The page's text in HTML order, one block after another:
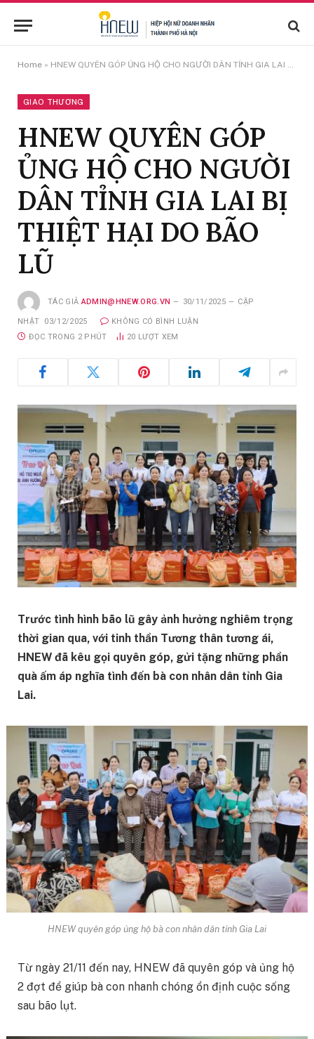
Home » HNEW QUYÊN GÓP ỦNG HỘ CHO NGƯỜI DÂN TỈNH GIA LAI BỊ THIỆT HẠI DO BÃO LŨ
GIAO THƯƠNG
HNEW QUYÊN GÓP
ỦNG HỘ CHO NGƯỜI
DÂN TỈNH GIA LAI BỊ
THIỆT HẠI DO BÃO
LŨ
TÁC GIẢ ADMIN@HNEW.ORG.VN 30/11/2025 CẬP
NHẬT 03/12/2025
KHÔNG CÓ BÌNH LUẬN
ĐỌC TRONG 2 PHÚT
20 LƯỢT XEM
Trước tình hình bão lũ gây ảnh hưởng nghiêm trọng
thời gian qua, với tinh thần Tương thân tương ái,
HNEW đã kêu gọi quyên góp, gửi tặng những phần
quà ấm áp nghĩa tình đến bà con nhân dân tỉnh Gia
Lai.
HNEW quyên góp ủng hộ bà con nhân dân tỉnh Gia Lai
Từ ngày 21/11 đến nay, HNEW đã quyên góp và ủng hộ
2 đợt để giúp bà con nhanh chóng ổn định cuộc sống
sau bão lụt.